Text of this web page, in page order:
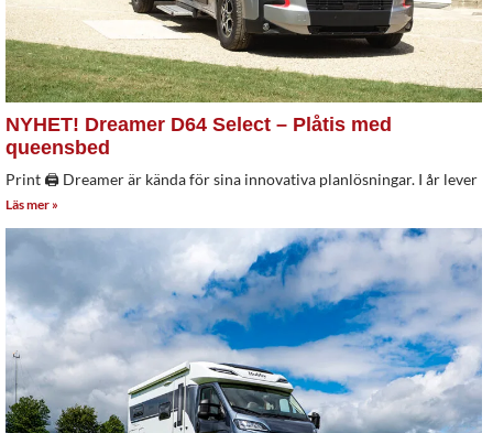
NYHET! Dreamer D64 Select – Plåtis med
queensbed
Print 🖨 Dreamer är kända för sina innovativa planlösningar. I år lever
Läs mer »